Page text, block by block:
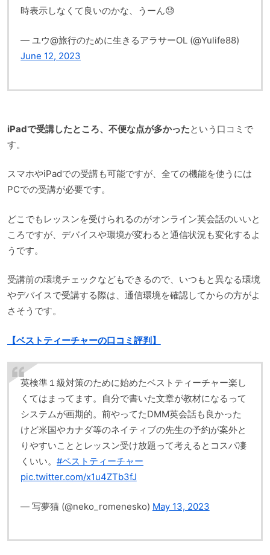
時表示しなくて良いのかな、うーん😓
— ユウ@旅行のために生きるアラサーOL (@Yulife88)
June 12, 2023
iPadで受講したところ、不便な点が多かったという口コミで
す。
スマホやiPadでの受講も可能ですが、全ての機能を使うには
PCでの受講が必要です。
どこでもレッスンを受けられるのがオンライン英会話のいいと
ころですが、デバイスや環境が変わると通信状況も変化するよ
うです。
受講前の環境チェックなどもできるので、いつもと異なる環境
やデバイスで受講する際は、通信環境を確認してからの方がよ
さそうです。
【ベストティーチャーの口コミ評判】
英検準１級対策のために始めたベストティーチャー楽し
くてはまってます。自分で書いた文章が教材になるって
システムが画期的。前やってたDMM英会話も良かった
けど米国やカナダ等のネイティブの先生の予約が案外と
りやすいこととレッスン受け放題って考えるとコスパ凄
くいい。#ベストティーチャー
pic.twitter.com/x1u4ZTb3fJ
— 写夢猫 (@neko_romenesko) May 13, 2023